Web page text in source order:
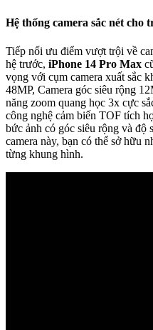
Hệ thống camera sắc nét cho
Tiếp nối ưu điểm vượt trội về
hệ trước, iPhone 14 Pro Max
vọng với cụm camera xuất sắc
48MP, Camera góc siêu rộng
năng zoom quang học 3x cực
công nghệ cảm biến TOF tích
bức ảnh có góc siêu rộng và độ
camera này, bạn có thể sở hữu
từng khung hình.